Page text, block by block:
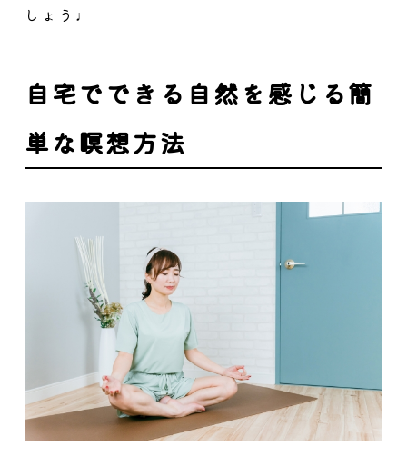
しょう♩
自宅でできる自然を感じる簡
単な瞑想方法